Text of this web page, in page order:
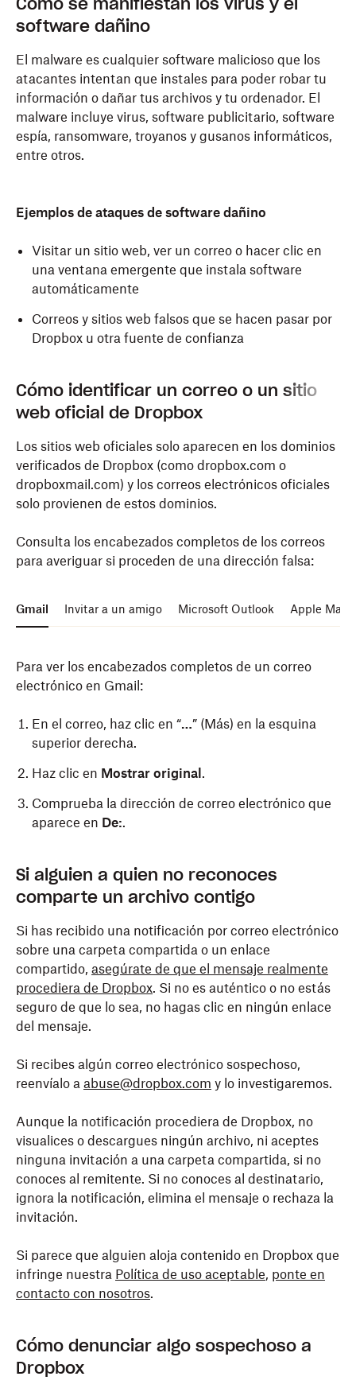
software dañino
El malware es cualquier software malicioso que los
atacantes intentan que instales para poder robar tu
información o dañar tus archivos y tu ordenador. El
malware incluye virus, software publicitario, software
espía, ransomware, troyanos y gusanos informáticos,
entre otros.
Ejemplos de ataques de software dañino
Visitar un sitio web, ver un correo o hacer clic en
una ventana emergente que instala software
automáticamente
Correos y sitios web falsos que se hacen pasar por
Dropbox u otra fuente de confianza
Cómo identificar un correo o un sitio
web oficial de Dropbox
Los sitios web oficiales solo aparecen en los dominios
verificados de Dropbox (como dropbox.com o
dropboxmail.com) y los correos electrónicos oficiales
solo provienen de estos dominios.
Consulta los encabezados completos de los correos
para averiguar si proceden de una dirección falsa:
Gmail Invitar a un amigo Microsoft Outlook Apple Mail
Para ver los encabezados completos de un correo
electrónico en Gmail:
En el correo, haz clic en “…” (Más) en la esquina
superior derecha.
Haz clic en Mostrar original .
Comprueba la dirección de correo electrónico que
aparece en De:.
electrónico en Yahoo! Mail:
Haz clic enVer mensaje sin formato.
Comprueba la dirección de correo electrónico que
aparece enDe:.
electrónico en Microsoft Outlook Windows o un
navegador:
Haz doble clic en el mensaje para abrirlo en otra
ventana.
Selecciona la pestañaArchivoy haz clic
enPropiedades.
Solo web: haz clic en el icono
mensaje (un sobre que tiene encima un
documento pequeño).
Comprueba la dirección de correo electrónico que
aparece enDe:.
electrónico en Apple Mail:
mensaje y seleccionaVer código fuenteen el
menú emergente.
Comprueba la dirección de correo electrónico que
aparece en De:.
Si alguien a quien no reconoces
comparte un archivo contigo
Si has recibido una notificación por correo electrónico
sobre una carpeta compartida o un enlace
compartido, asegúrate de que el mensaje realmente
procediera de Dropbox. Si no es auténtico o no estás
seguro de que lo sea, no hagas clic en ningún enlace
del mensaje.
Si recibes algún correo electrónico sospechoso,
reenvíalo a abuse@dropbox.com y lo investigaremos.
Aunque la notificación procediera de Dropbox, no
visualices o descargues ningún archivo, ni aceptes
ninguna invitación a una carpeta compartida, si no
conoces al remitente. Si no conoces al destinatario,
ignora la notificación, elimina el mensaje o rechaza la
invitación.
Si parece que alguien aloja contenido en Dropbox que
infringe nuestra Política de uso aceptable, ponte en
contacto con nosotros.
Cómo denunciar algo sospechoso a
Dropbox